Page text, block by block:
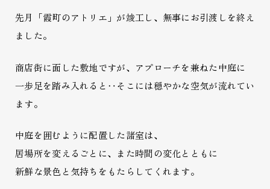
先月「霞町のアトリエ」が竣工し、無事にお引渡しを終え
ました。
商店街に面した敷地ですが、アプローチを兼ねた中庭に
一歩足を踏み入れると‥そこには穏やかな空気が流れてい
ます。
中庭を囲むように配置した諸室は、
居場所を変えるごとに、また時間の変化とともに
新鮮な景色と気持ちをもたらしてくれます。